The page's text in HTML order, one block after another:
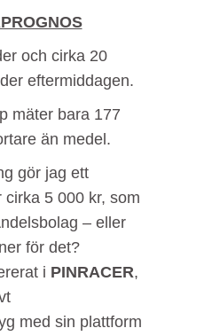
och cirka 20
eftermiddagen.
mäter bara 177
än medel.
gör jag ett
5 000 kr, som
– eller
för det?
i PINRACER,
med sin plattform